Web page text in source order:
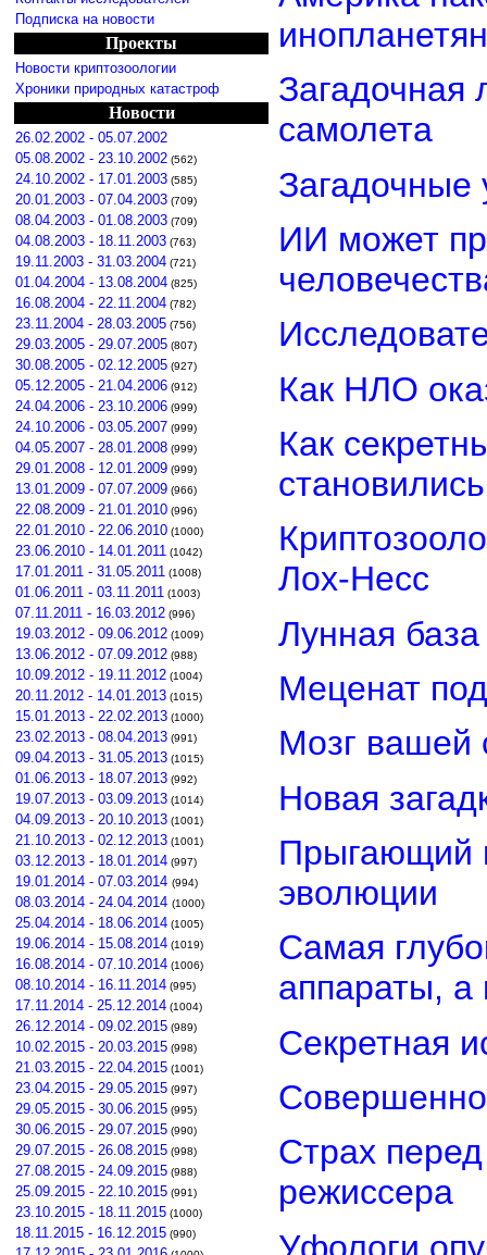
Подписка на новости
Проекты
Новости криптозоологии
Хроники природных катастроф
Новости
26.02.2002 - 05.07.2002
05.08.2002 - 23.10.2002 (562)
24.10.2002 - 17.01.2003 (585)
20.01.2003 - 07.04.2003 (709)
08.04.2003 - 01.08.2003 (709)
04.08.2003 - 18.11.2003 (763)
19.11.2003 - 31.03.2004 (721)
01.04.2004 - 13.08.2004 (825)
16.08.2004 - 22.11.2004 (782)
23.11.2004 - 28.03.2005 (756)
29.03.2005 - 29.07.2005 (807)
30.08.2005 - 02.12.2005 (927)
05.12.2005 - 21.04.2006 (912)
24.04.2006 - 23.10.2006 (999)
24.10.2006 - 03.05.2007 (999)
04.05.2007 - 28.01.2008 (999)
29.01.2008 - 12.01.2009 (999)
13.01.2009 - 07.07.2009 (966)
22.08.2009 - 21.01.2010 (996)
22.01.2010 - 22.06.2010 (1000)
23.06.2010 - 14.01.2011 (1042)
17.01.2011 - 31.05.2011 (1008)
01.06.2011 - 03.11.2011 (1003)
07.11.2011 - 16.03.2012 (996)
19.03.2012 - 09.06.2012 (1009)
13.06.2012 - 07.09.2012 (988)
10.09.2012 - 19.11.2012 (1004)
20.11.2012 - 14.01.2013 (1015)
15.01.2013 - 22.02.2013 (1000)
23.02.2013 - 08.04.2013 (991)
09.04.2013 - 31.05.2013 (1015)
01.06.2013 - 18.07.2013 (992)
19.07.2013 - 03.09.2013 (1014)
04.09.2013 - 20.10.2013 (1001)
21.10.2013 - 02.12.2013 (1001)
03.12.2013 - 18.01.2014 (997)
19.01.2014 - 07.03.2014 (994)
08.03.2014 - 24.04.2014 (1000)
25.04.2014 - 18.06.2014 (1005)
19.06.2014 - 15.08.2014 (1019)
16.08.2014 - 07.10.2014 (1006)
08.10.2014 - 16.11.2014 (995)
17.11.2014 - 25.12.2014 (1004)
26.12.2014 - 09.02.2015 (989)
10.02.2015 - 20.03.2015 (998)
21.03.2015 - 22.04.2015 (1001)
23.04.2015 - 29.05.2015 (997)
29.05.2015 - 30.06.2015 (995)
30.06.2015 - 29.07.2015 (990)
29.07.2015 - 26.08.2015 (998)
27.08.2015 - 24.09.2015 (988)
25.09.2015 - 22.10.2015 (991)
23.10.2015 - 18.11.2015 (1000)
18.11.2015 - 16.12.2015 (990)
инопланетян
Загадочная
самолета
Загадочные
ИИ может
Как НЛО
Как
Лох-Несс
Лунная
Меценат
Мозг вашей
Новая
Прыгающий
эволюции
Самая
аппараты, а
Секретная
Страх
режиссера
Уфологи